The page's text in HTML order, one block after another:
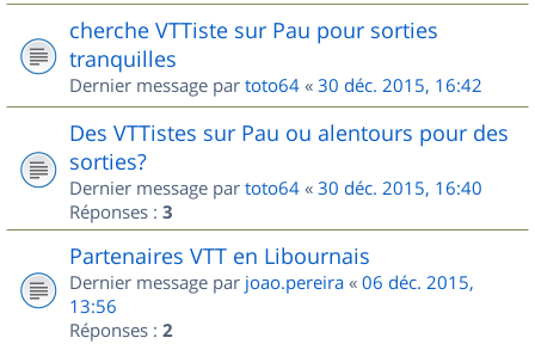
cherche VTTiste sur Pau pour sorties
tranquilles
Dernier message par toto64 « 30 déc. 2015, 16:42
Des VTTistes sur Pau ou alentours pour des
sorties?
Dernier message par toto64 « 30 déc. 2015, 16:40
Réponses : 3
Partenaires VTT en Libournais
Dernier message par joao.pereira « 06 déc. 2015,
13:56
Réponses : 2